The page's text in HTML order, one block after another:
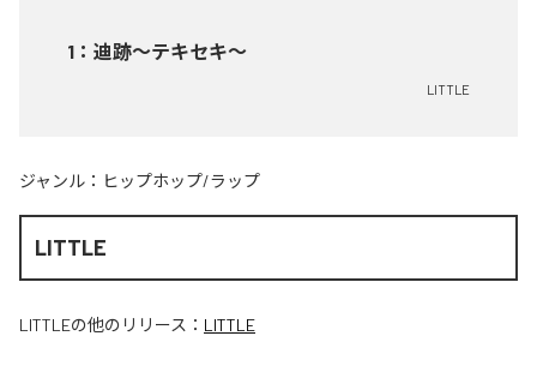
1 ： 迪跡〜テキセキ〜
LITTLE
ジャンル： ヒップホップ/ラップ
LITTLE
LITTLEの他のリリース： LITTLE